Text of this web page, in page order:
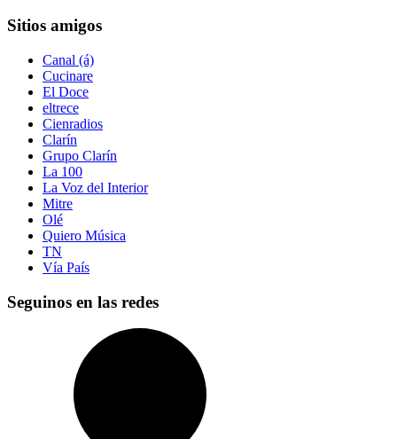
Sitios amigos
Canal (á)
Cucinare
El Doce
eltrece
Cienradios
Clarín
Grupo Clarín
La 100
La Voz del Interior
Mitre
Olé
Quiero Música
TN
Vía País
Seguinos en las redes